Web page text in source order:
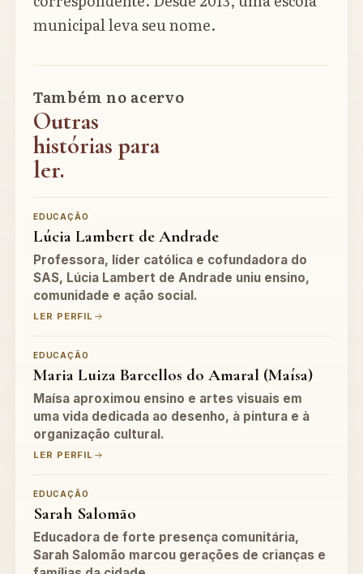
municipal leva seu nome.
Também no acervo
Outras
histórias para
ler.
EDUCAÇÃO
Lúcia Lambert de Andrade
Professora, líder católica e cofundadora do
SAS, Lúcia Lambert de Andrade uniu ensino,
comunidade e ação social.
LER PERFIL
EDUCAÇÃO
Maria Luiza Barcellos do Amaral (Maísa)
Maísa aproximou ensino e artes visuais em
uma vida dedicada ao desenho, à pintura e à
organização cultural.
LER PERFIL
EDUCAÇÃO
Sarah Salomão
Educadora de forte presença comunitária,
Sarah Salomão marcou gerações de crianças e